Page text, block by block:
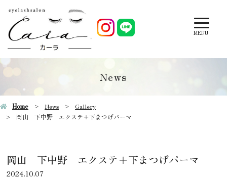
MENU
News
Home News
Gallery
岡山 下中野 エクステ＋下まつげパーマ
岡山 下中野 エクステ＋下まつげパーマ
2024.10.07